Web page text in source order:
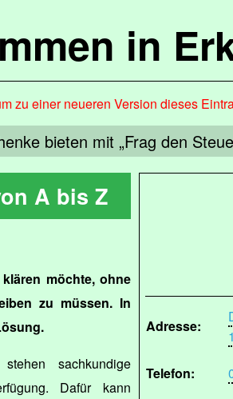
in
zu einer neueren Version dieses
bieten mit „Frag den
Adresse:
Telefon:
A bis Z
möchte, ohne
zu müssen. In
sachkundige
Dafür kann